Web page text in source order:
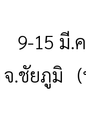
15 มี.ค
จ.ชัยภูมิ (